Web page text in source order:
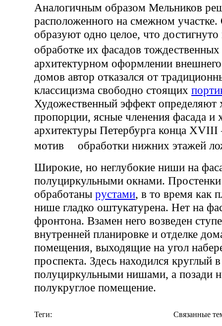
Аналогичным образом Мельников
расположенного на смежном
образуют одно целое, что
обработке их фасадов
архитектурном оформлении
домов автор отказался от
классицизма свободно стоящих
Художественный эффект
пропорции, ясные членения фасада и
архитектуры Петербурга конца XVIII
мотив обработки нижних этажей
Широкие, но неглубокие ниши на
полуциркульными окнами.
обработаны рустами, в то время как
нише гладко оштукатурена. Нет на
фронтона. Взамен него возведен
внутренней планировке и отделке
помещения, выходящие на угол
проспекта. Здесь находился круглый
полуциркульными нишами, а позади
полукруглое помещение.
Теги:
Связанные